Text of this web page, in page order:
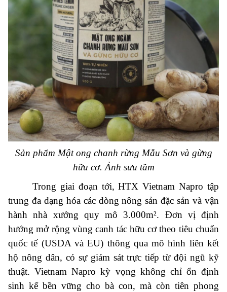
Sản phẩm Mật ong chanh rừng Mẫu Sơn và gừng
hữu cơ. Ảnh sưu tầm
Trong giai đoạn tới, HTX Vietnam Napro tập
trung đa dạng hóa các dòng nông sản đặc sản và vận
hành nhà xưởng quy mô 3.000m². Đơn vị định
hướng mở rộng vùng canh tác hữu cơ theo tiêu chuẩn
quốc tế (USDA và EU) thông qua mô hình liên kết
hộ nông dân, có sự giám sát trực tiếp từ đội ngũ kỹ
thuật. Vietnam Napro kỳ vọng không chỉ ổn định
sinh kế bền vững cho bà con, mà còn tiên phong